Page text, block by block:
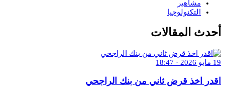
مشاهير
التكنولوجيا
أحدث المقالات
19 مايو 2026 · 18:47
اقدر اخذ قرض ثاني من بنك الراجحي